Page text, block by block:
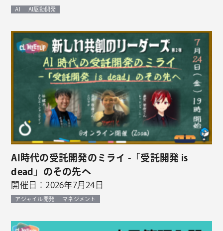
AI AI駆動開発
AI時代の受託開発のミライ -「受託開発 is
dead」のその先へ
開催日：2026年7月24日
アジャイル開発 マネジメント